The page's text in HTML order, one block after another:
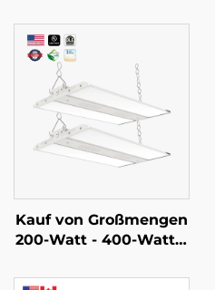
Kauf von Großmengen
200-Watt - 400-Watt L
n mit CCT und einstell